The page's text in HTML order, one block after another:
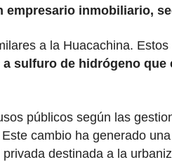
inmobiliario,
a la Huacachina.
sulfuro de hidrógeno que
públicos según las
Este cambio ha generado
destinada a la